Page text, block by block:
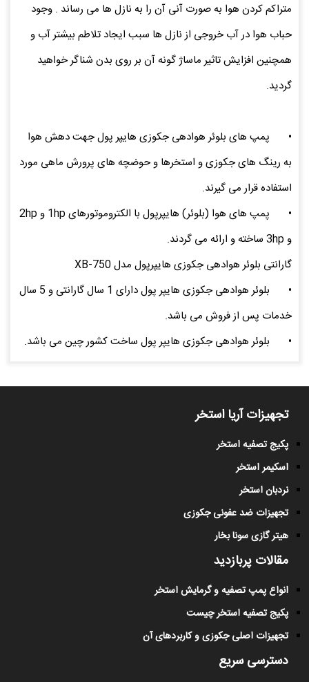
متراکم کردن هوا به صورت آنی آن را به نازل ها می رساند . وجود
حباب هوا در آب خروجی از نازل ها سبب ایجاد تلاطم بیشتر آب و
همچنین افزایش تاثیر ماساژ گونه آن بر روی بدن شناگر خواهید
گردید.
•
پمپ های بلوئر هوادهی جکوزی هایپر پول جهت دهش هوا
به رینگ های جکوزی و استخرها و حوضچه های پرورش ماهی مورد
استفاده قرار می گیرند.
•
پمپ های هوا (بلوئر) هایپرپول با الکتروموتورهای 1hp و 2hp
و 3hp ساخته و ارائه می گردند.
گارانتی بلوئر هوادهی جکوزی هایپرپول مدل XB-750
•
بلوئر هوادهی جکوزی هایپر پول دارای 1 سال گارانتی و 5 سال
خدمات پس از فروش می باشد.
•
بلوئر هوادهی جکوزی هایپر پول ساخت کشور چین می باشد.
تجهیزات آریا استخر
پکیج تصفیه استخر
اسکیمر استخر
نردبان استخر
تجهیزات ضد عفونی جکوزی
هیتر گازی سونا بخار
مقالات پربازدید
انواع پمپ تصفیه و گرمایش استخر
پکیج تصفیه استخر چیست
تجهیزات اصلی جکوزی و کاربردهای آن
دسترسی سریع